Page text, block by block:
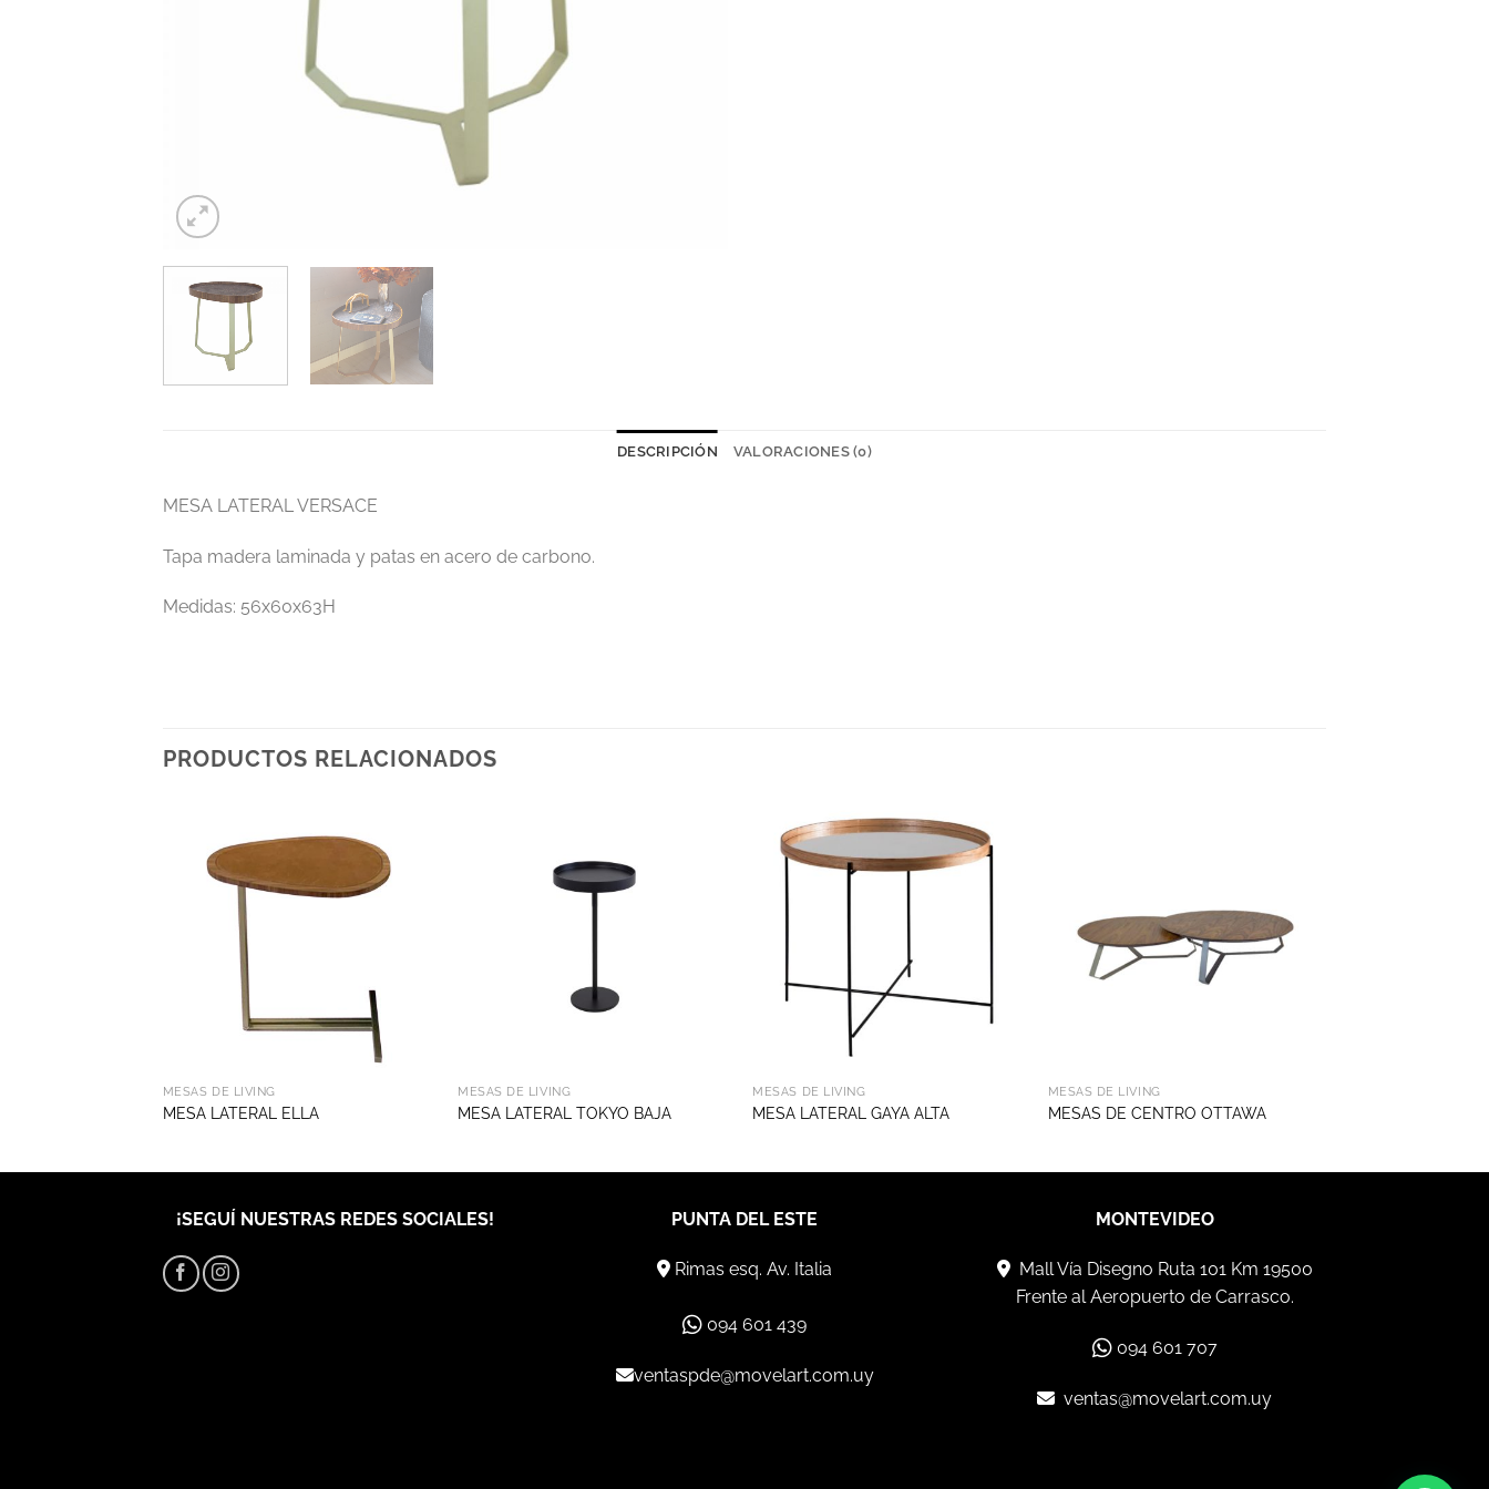
DESCRIPCIÓN VALORACIONES (0)
MESA LATERAL VERSACE
Tapa madera laminada y patas en acero de carbono.
Medidas: 56x60x63H
PRODUCTOS RELACIONADOS
MESAS DE LIVING
MESA LATERAL ELLA
MESAS DE LIVING
MESA LATERAL TOKYO BAJA
MESAS DE LIVING
MESA LATERAL GAYA ALTA
MESAS DE LIVING
MESAS DE CENTRO OTTAWA
¡SEGUÍ NUESTRAS REDES SOCIALES! PUNTA DEL ESTE
Rimas esq. Av. Italia
094 601 439
ventaspde@movelart.com.uy
MONTEVIDEO
Mall Vía Disegno Ruta 101 Km 19500
Frente al Aeropuerto de Carrasco.
094 601 707
ventas@movelart.com.uy